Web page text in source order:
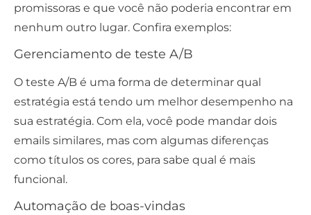
promissoras e que você não poderia encontrar em
nenhum outro lugar. Confira exemplos:
Gerenciamento de teste A/B
O teste A/B é uma forma de determinar qual
estratégia está tendo um melhor desempenho na
sua estratégia. Com ela, você pode mandar dois
emails similares, mas com algumas diferenças
como títulos os cores, para sabe qual é mais
funcional.
Automação de boas-vindas